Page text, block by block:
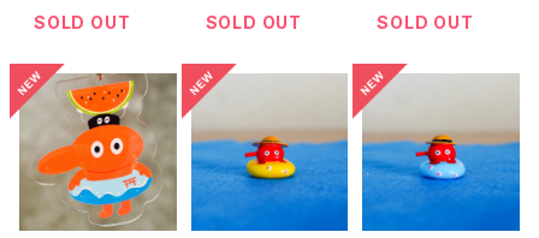
SOLD OUT
SOLD OUT
SOLD OUT